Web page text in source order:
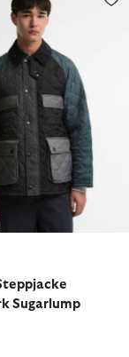
Sugarlump